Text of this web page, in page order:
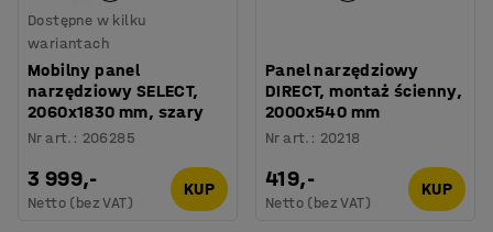
Dostępne w kilku
wariantach
Mobilny panel
narzędziowy SELECT,
2060x1830 mm, szary
Nr art. : 206285
3 999,-
Netto (bez VAT)
KUP
Panel narzędziowy
DIRECT, montaż ścienny,
2000x540 mm
Nr art. : 20218
419,-
Netto (bez VAT)
KUP